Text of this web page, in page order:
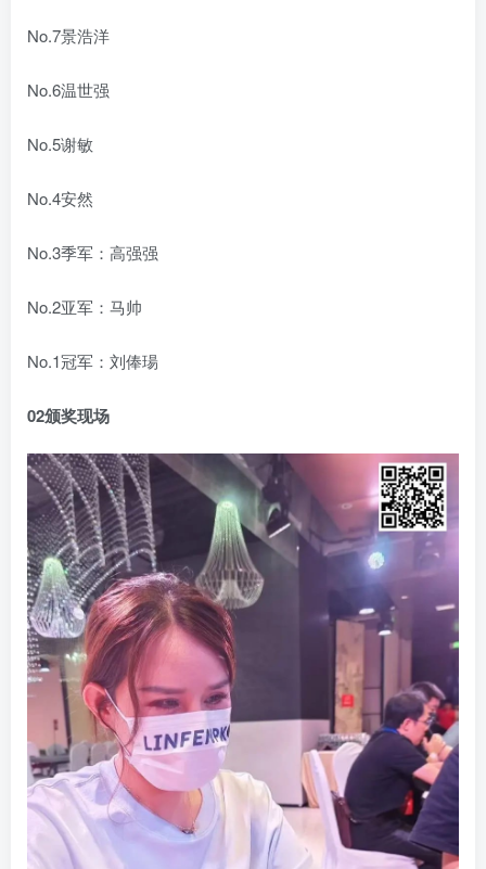
No.7景浩洋
No.6温世强
No.5谢敏
No.4安然
No.3季军：高强强
No.2亚军：马帅
No.1冠军：刘俸瑒
02颁奖现场